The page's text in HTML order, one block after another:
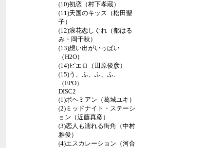
(10)初恋（村下孝蔵）
(11)天国のキッス（松田聖
子）
(12)浪花恋しぐれ（都はる
み・岡千秋）
(13)想い出がいっぱい
（H2O）
(14)ピエロ（田原俊彦）
(15)う、ふ、ふ、ふ、
（EPO）
DISC2
(1)ボヘミアン（葛城ユキ）
(2)ミッドナイト・ステーシ
ョン（近藤真彦）
(3)恋人も濡れる街角（中村
雅俊）
(4)エスカレーション（河合